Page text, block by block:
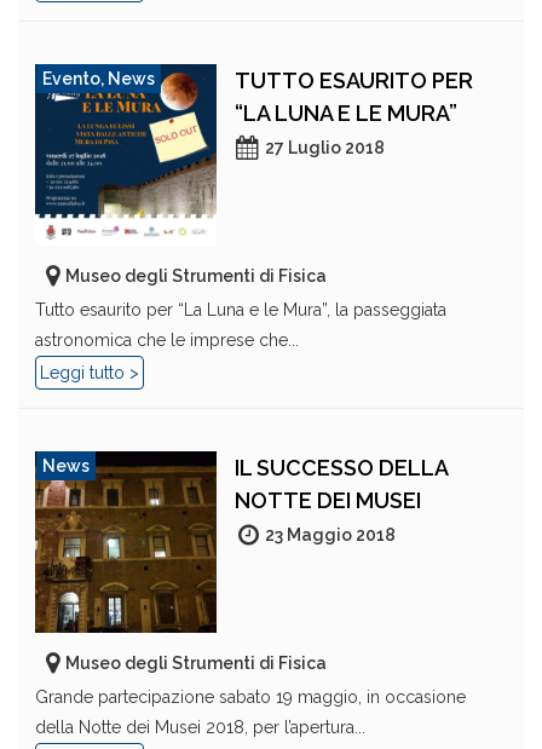
Evento, News
TUTTO ESAURITO PER
“LA LUNA E LE MURA”
27 Luglio 2018
Museo degli Strumenti di Fisica
Tutto esaurito per “La Luna e le Mura”, la passeggiata
astronomica che le imprese che...
Leggi tutto >
News
IL SUCCESSO DELLA
NOTTE DEI MUSEI
23 Maggio 2018
Museo degli Strumenti di Fisica
Grande partecipazione sabato 19 maggio, in occasione
della Notte dei Musei 2018, per l’apertura...